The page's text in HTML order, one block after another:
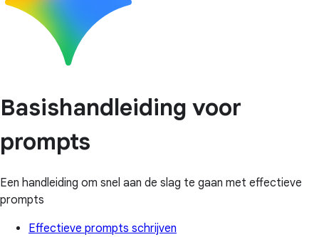
Basishandleiding voor
prompts
Een handleiding om snel aan de slag te gaan met effectieve
prompts
Effectieve prompts schrijven